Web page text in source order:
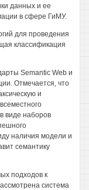
данных и ее
в сфере ГиМУ.
для проведения
классификация
Semantic Web и
Отмечается, что
и
виде наборов
наличия модели и
семантику
подходов к
система